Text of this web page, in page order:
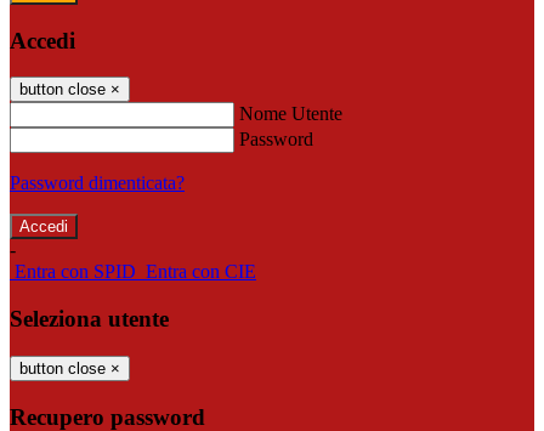
Accedi
button close ×
Nome Utente
Password
Password dimenticata?
-
Entra con SPID Entra con CIE
Seleziona utente
button close ×
Recupero password